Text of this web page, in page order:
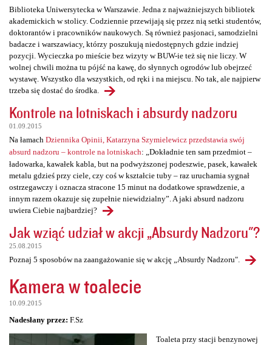
Biblioteka Uniwersytecka w Warszawie. Jedna z najważniejszych bibliotek
akademickich w stolicy. Codziennie przewijają się przez nią setki studentów,
doktorantów i pracowników naukowych. Są również pasjonaci, samodzielni
badacze i warszawiacy, którzy poszukują niedostępnych gdzie indziej
pozycji. Wycieczka po mieście bez wizyty w BUW-ie też się nie liczy. W
wolnej chwili można tu pójść na kawę, do słynnych ogrodów lub obejrzeć
wystawę. Wszystko dla wszystkich, od ręki i na miejscu. No tak, ale najpierw
trzeba się dostać do środka.
Kontrole na lotniskach i absurdy nadzoru
01.09.2015
Na łamach Dziennika Opinii, Katarzyna Szymielewicz przedstawia swój
absurd nadzoru – kontrole na lotniskach: „Dokładnie ten sam przedmiot –
ładowarka, kawałek kabla, but na podwyższonej podeszwie, pasek, kawałek
metalu gdzieś przy ciele, czy coś w kształcie tuby – raz uruchamia sygnał
ostrzegawczy i oznacza stracone 15 minut na dodatkowe sprawdzenie, a
innym razem okazuje się zupełnie niewidzialny”. A jaki absurd nadzoru
uwiera Ciebie najbardziej?
Jak wziąć udział w akcji „Absurdy Nadzoru"?
25.08.2015
Poznaj 5 sposobów na zaangażowanie się w akcję „Absurdy Nadzoru".
Kamera w toalecie
10.09.2015
Nadesłany przez: F.Sz
Toaleta przy stacji benzynowej